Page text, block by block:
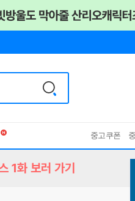
중고쿠폰
1화 보러 가기